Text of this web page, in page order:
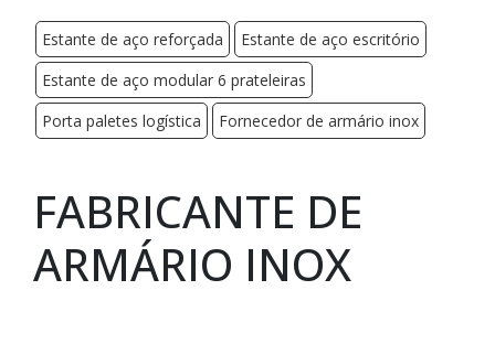
Estante de aço reforçada
Estante de aço escritório
Estante de aço modular 6 prateleiras
Porta paletes logística
Fornecedor de armário inox
FABRICANTE DE
ARMÁRIO INOX